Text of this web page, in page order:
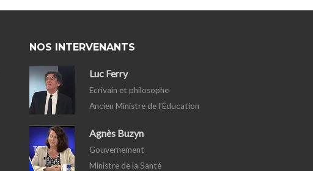
NOS INTERVENANTS
Luc Ferry
Ecrivain et philosophe
Ancien Ministre de l’Éducation
Agnès Buzyn
Gouvernement
Ministre de la Santé